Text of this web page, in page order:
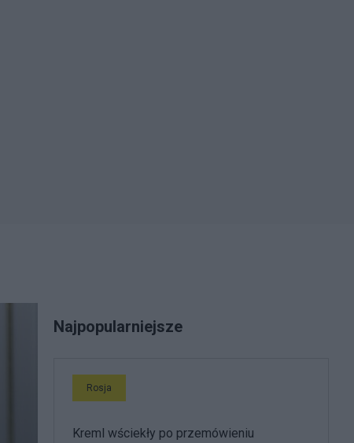
Najpopularniejsze
Rosja
Kreml wściekły po przemówieniu